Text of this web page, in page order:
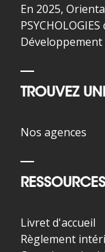
En 2025,
TROUVEZ
Nos agences
RESSOURCES
Livret d'accueil
Règlement